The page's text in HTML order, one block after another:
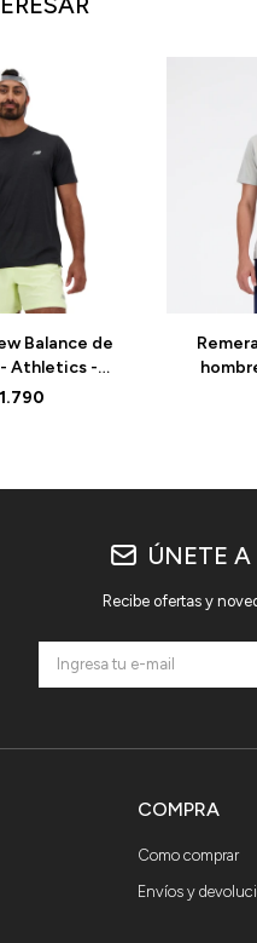
Balance de
Athletics -
- BLACK
1.790
COMPRA
Como comprar
Envíos y
ÚNETE
Recibe ofertas y